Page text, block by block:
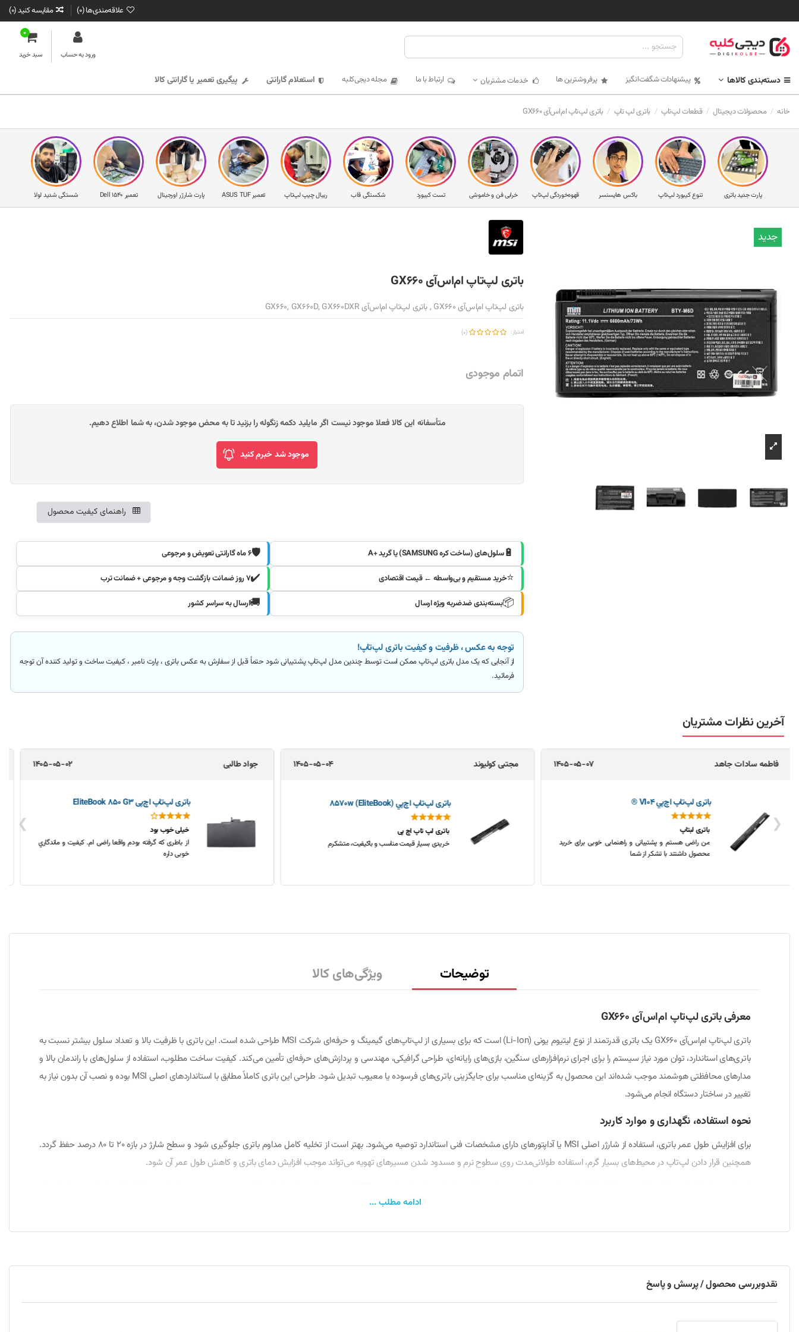
علاقه‌مندی‌ها (0
) مقایسه کنید (0
)
ورود به حساب
0
سبد خرید
دسته‌بندی کالاها پیشنهادات شگفت‌انگیز پرفروشترین ها خدمات مشتریان ارتباط با ما مجله دیجی‌کلبه استعلام گارانتی پیگیری تعمیر یا گارانتی کالا
خانه محصولات دیجیتال قطعات لپ‌تاپ باتری لپ تاپ باتری لپ‌تاپ ام‌اس‌آی GX660
شستگی شدید لولا تعمیر Dell 1540 پارت شارژر اورجینال تعمیر ASUS TUF ریبال چیپ لپ‌تاپ شکستگی قاب تست کیبورد خرابی فن و خاموشی قهوه‌خوردگی لپ‌تاپ باکس هایسنسر تنوع کیبورد لپ‌تاپ پارت جدید باتری
جدید
باتری لپ‌تاپ ام‌اس‌آی GX660
باتری لپ‌تاپ ام‌اس‌آی GX660 , باتری لپ‌تاپ ام‌اس‌آی GX660, GX660D, GX660DXR
امتیاز: (0)
اتمام موجودی
متأسفانه این کالا فعلا موجود نیست اگر مایلید دکمه زنگوله را بزنید تا به محض موجود شدن، به شما اطلاع دهیم.
موجود شد خبرم کنید
راهنمای کیفیت محصول
🔋سلول‌های (ساخت کره SAMSUNG) یا گرید +A 🛡️۶ ماه گارانتی تعویض و مرجوعی
⭐خرید مستقیم و بی‌واسطه ← قیمت اقتصادی ✔️۷ روز ضمانت بازگشت وجه و مرجوعی + ضمانت ترب
📦بسته‌بندی ضدضربه ویژه ارسال 🚚ارسال به سراسر کشور
توجه به عکس ، ظرفیت و کیفیت باتری لپ‌تاپ!
از آنجایی که یک مدل باتری لپ‌تاپ ممکن است توسط چندین مدل لپ‌تاپ پشتیبانی شود حتماً قبل از سفارش به عکس باتری ، پارت نامبر ، کیفیت ساخت و تولید کننده آن توجه
فرمائید.
آخرین نظرات مشتریان
❮
❯
مجتبی کولیوند 1405-05-04
باتری لپ‌تاپ اچ‌پي 8570w (EliteBook)
باتری لپ تاپ اچ پی
خریدی بسیار قیمت مناسب و باکیفیت، متشکرم
جواد طالبی 1405-05-02
باتری لپ‌تاپ اچ‌پی EliteBook 850 G3
خیلی خوب بود
از باطری که گرفته بودم واقعا راضی ام. کیفیت و ماندگاري
محمد مازیار 1405-04-20
راضی هستم
این شارژ به دلیل قدیمی بودن لپ تاپ کم پیدا شده بود و
مدل های جدید دیگه سوزنی نیستند. خوشبختانه تو دیجی
کلبه این محصول رو پیدا کردم و خیلی زود به دستم
توضیحات ویژگی‌های کالا
معرفی باتری لپ‌تاپ ام‌اس‌آی GX660
باتری لپ‌تاپ ام‌اس‌آی GX660 یک باتری قدرتمند از نوع لیتیوم یونی (Li-Ion) است که برای بسیاری از لپ‌تاپ‌های گیمینگ و حرفه‌ای شرکت MSI طراحی شده است. این باتری با ظرفیت بالا و تعداد سلول بیشتر نسبت به
باتری‌های استاندارد، توان مورد نیاز سیستم را برای اجرای نرم‌افزارهای سنگین، بازی‌های رایانه‌ای، طراحی گرافیکی، مهندسی و پردازش‌های حرفه‌ای تأمین می‌کند. کیفیت ساخت مطلوب، استفاده از سلول‌های با راندمان بالا و
مدارهای محافظتی هوشمند موجب شده‌اند این محصول به گزینه‌ای مناسب برای جایگزینی باتری‌های فرسوده یا معیوب تبدیل شود. طراحی این باتری کاملاً مطابق با استانداردهای اصلی MSI بوده و نصب آن بدون نیاز به
تغییر در ساختار دستگاه انجام می‌شود.
نحوه استفاده، نگهداری و موارد کاربرد
برای افزایش طول عمر باتری، استفاده از شارژر اصلی MSI یا آداپتورهای دارای مشخصات فنی استاندارد توصیه می‌شود. بهتر است از تخلیه کامل مداوم باتری جلوگیری شود و سطح شارژ در بازه 20 تا 80 درصد حفظ گردد.
همچنین قرار دادن لپ‌تاپ در محیط‌های بسیار گرم، استفاده طولانی‌مدت روی سطوح نرم و مسدود شدن مسیرهای تهویه می‌تواند موجب افزایش دمای باتری و کاهش طول عمر آن شود.
کوتاه، افزایش جریان، افزایش دما، شارژ بیش از حد و تخلیه بیش از حد محافظت می‌کنند و موجب افزایش ایمنی دستگاه می‌شوند.
نحوه نصب و راه‌اندازی
سیستم مدیریت انرژی عملکرد بهینه‌ای داشته باشد.
مدل‌های سازگار با باتری لپ‌تاپ ام‌اس‌آی GX660
ادامه مطلب ...
نقدوبررسی محصول / پرسش و پاسخ